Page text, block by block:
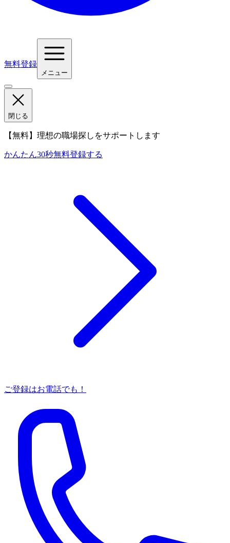
無料登録
メニュー
閉じる
【無料】理想の職場探しをサポートします
かんたん30秒無料登録する
ご登録はお電話でも！